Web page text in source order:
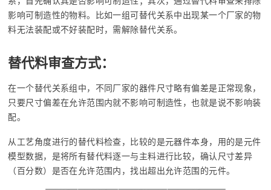
影响可制造性的物料。比如一组可替代关系中出现某一个厂家的物
料无法装配或不好装配时，需解除替代关系。
替代料审查方式：
在一个替代关系组中，不同厂家的器件尺寸略有偏差是正常现象，
只要尺寸偏差在允许范围内就不影响可制造性，也就是说不影响装
配。
从工艺角度进行的替代料检查，比较的是元器件本身，用的是元件
模型数据，是将所有替代料逐一与主料进行比较，确认尺寸差异
（百分数）是否在允许范围内，找出超出允许范围的元件。